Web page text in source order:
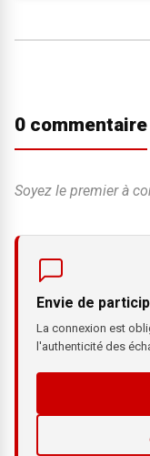
0 commentaire
Soyez le premier à
Envie de
La connexion est
l'authenticité des